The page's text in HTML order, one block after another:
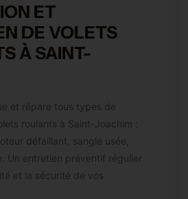
ET
DE VOLETS
À SAINT-
et répare tous types de
roulants à Saint-Joachim :
défaillant, sangle usée,
Un entretien préventif régulier
et la sécurité de vos